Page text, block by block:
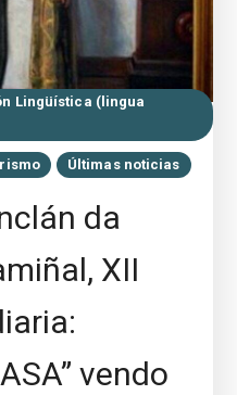
Lingüística (lingua
Últimas noticias
da
XII
vendo